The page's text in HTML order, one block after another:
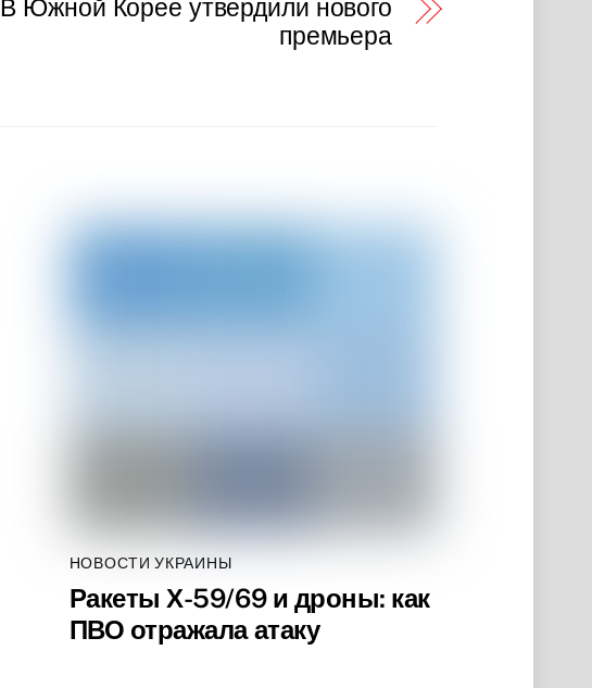
В Южной Корее утвердили нового
премьера
НОВОСТИ УКРАИНЫ
Ракеты Х-59/69 и дроны: как
ПВО отражала атаку